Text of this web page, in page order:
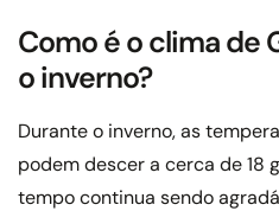
Como é o clima de
o inverno?
Durante o inverno, as
podem descer a cerca de 18
tempo continua sendo